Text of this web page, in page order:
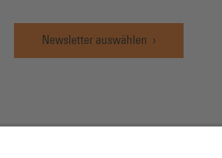
Newsletter auswählen